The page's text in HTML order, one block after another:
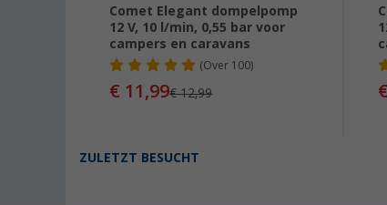
Comet Elegant dompelpomp
12 V, 10 l/min, 0,55 bar voor
campers en caravans
(Over 100)
€ 11,99€ 12,99
ZULETZT BESUCHT